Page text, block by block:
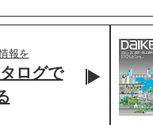
報を
ログで